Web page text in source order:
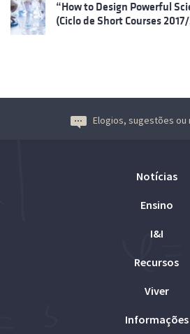
“How to Design Powerful
(Ciclo de Short Courses
Elogios, sugestões ou
Notícias
Ensino
I&I
Recursos
Viver
Informações